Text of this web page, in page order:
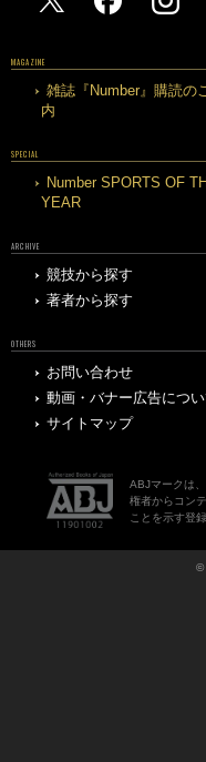
MAGAZINE
雑誌『Number』購読の
内
SPECIAL
Number SPORTS OF
YEAR
ARCHIVE
競技から探す
著者から探す
OTHERS
お問い合わせ
動画・バナー広告につ
サイトマップ
ABJマークは
権者からコン
ことを示す登
©